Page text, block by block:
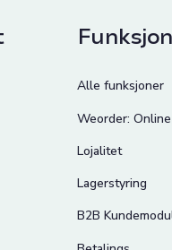
Alle funksjoner
Weorder:
Lojalitet
Lagerstyring
B2B